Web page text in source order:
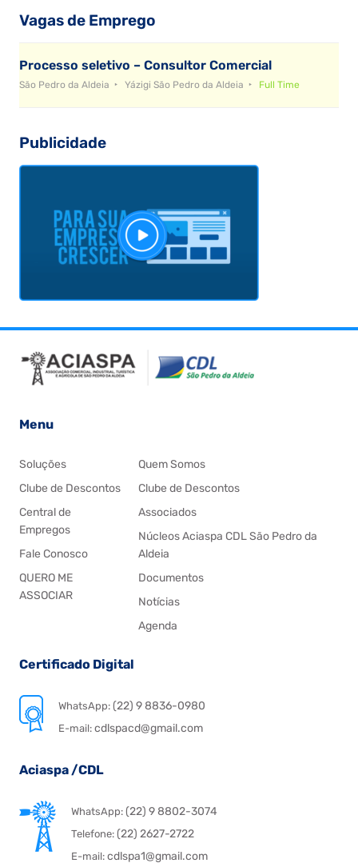
Vagas de Emprego
Processo seletivo – Consultor Comercial
São Pedro da Aldeia Yázigi São Pedro da Aldeia Full Time
Publicidade
Menu
Soluções
Clube de Descontos
Central de
Empregos
Fale Conosco
QUERO ME
ASSOCIAR
Quem Somos
Clube de Descontos
Associados
Núcleos Aciaspa CDL São Pedro da
Aldeia
Documentos
Notícias
Agenda
Certificado Digital
WhatsApp:(22) 9 8836-0980
E-mail: cdlspacd@gmail.com
Aciaspa /CDL
WhatsApp:(22) 9 8802-3074
Telefone:(22) 2627-2722
E-mail:cdlspa1@gmail.com